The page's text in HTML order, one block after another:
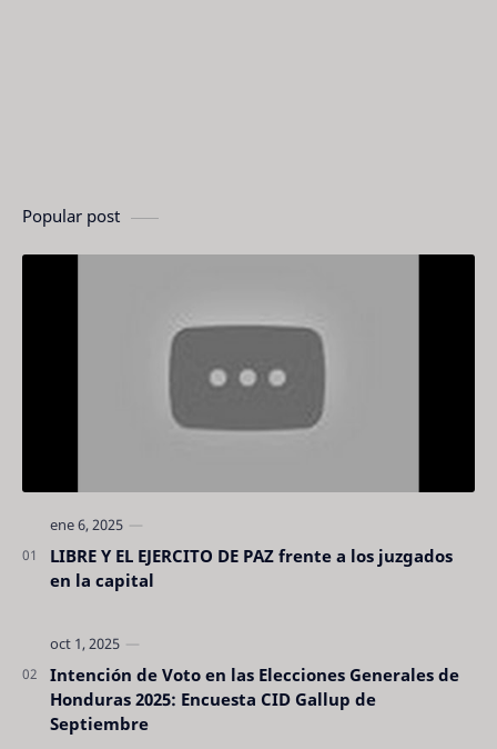
Popular post
LIBRE Y EL EJERCITO DE PAZ frente a los juzgados
en la capital
Intención de Voto en las Elecciones Generales de
Honduras 2025: Encuesta CID Gallup de
Septiembre